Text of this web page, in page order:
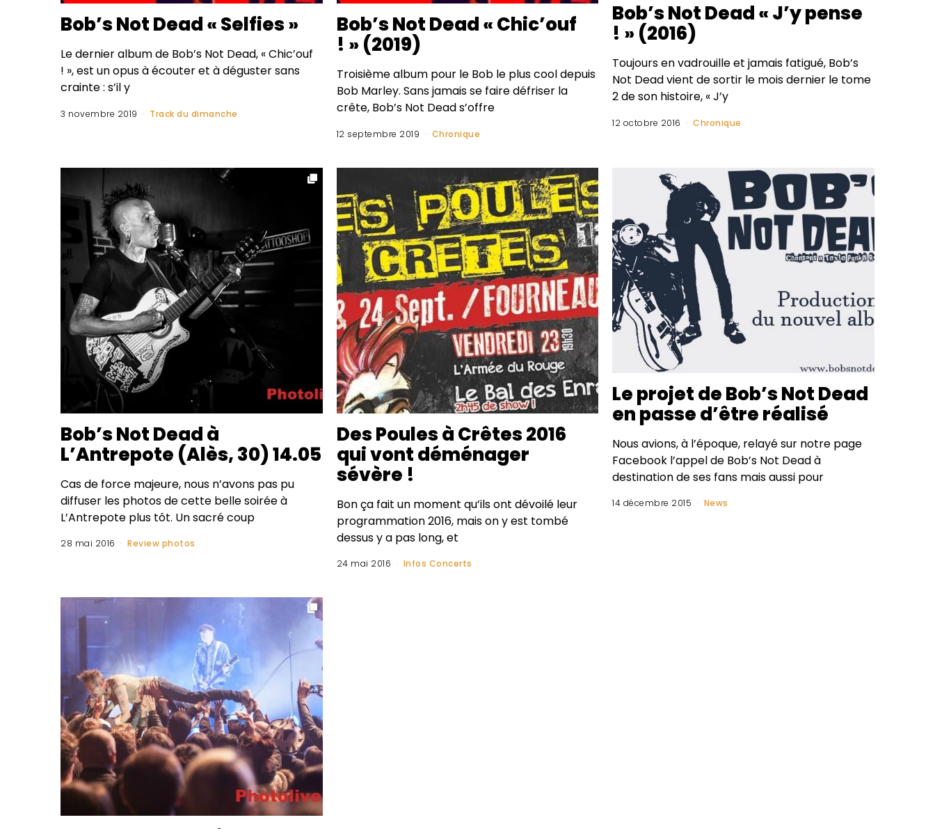
Bob’s Not Dead « Selfies »
Le dernier album de Bob’s Not Dead, « Chic’ouf
! », est un opus à écouter et à déguster sans
crainte : s’il y
3 novembre 2019 Track du dimanche
Bob’s Not Dead « Chic’ouf
! » (2019)
Troisième album pour le Bob le plus cool depuis
Bob Marley. Sans jamais se faire défriser la
crête, Bob’s Not Dead s’offre
12 septembre 2019 Chronique
Bob’s Not Dead « J’y pense
! » (2016)
Toujours en vadrouille et jamais fatigué, Bob’s
Not Dead vient de sortir le mois dernier le tome
2 de son histoire, « J’y
12 octobre 2016 Chronique
Bob’s Not Dead à
L’Antrepote (Alès, 30) 14.05
Cas de force majeure, nous n’avons pas pu
diffuser les photos de cette belle soirée à
L’Antrepote plus tôt. Un sacré coup
28 mai 2016 Review photos
Des Poules à Crêtes 2016
qui vont déménager
sévère !
Bon ça fait un moment qu’ils ont dévoilé leur
programmation 2016, mais on y est tombé
dessus y a pas long, et
24 mai 2016 Infos Concerts
Le projet de Bob’s Not Dead
en passe d’être réalisé
Nous avions, à l’époque, relayé sur notre page
Facebook l’appel de Bob’s Not Dead à
destination de ses fans mais aussi pour
14 décembre 2015 News